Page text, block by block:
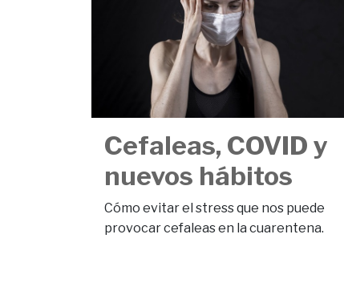
Cefaleas, COVID y
nuevos hábitos
Cómo evitar el stress que nos puede
provocar cefaleas en la cuarentena.